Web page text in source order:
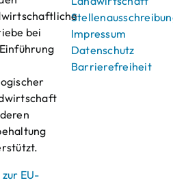
bei
EU-
Impressum
Datenschutz
Barrierefreiheit